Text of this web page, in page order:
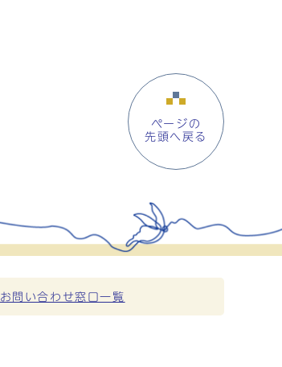
ページの
先頭へ戻る
お問い合わせ窓口一覧